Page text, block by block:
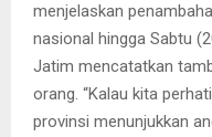
menjelaskan
nasional hingga Sabtu
Jatim mencatatkan
orang. “Kalau kita
provinsi menunjukkan